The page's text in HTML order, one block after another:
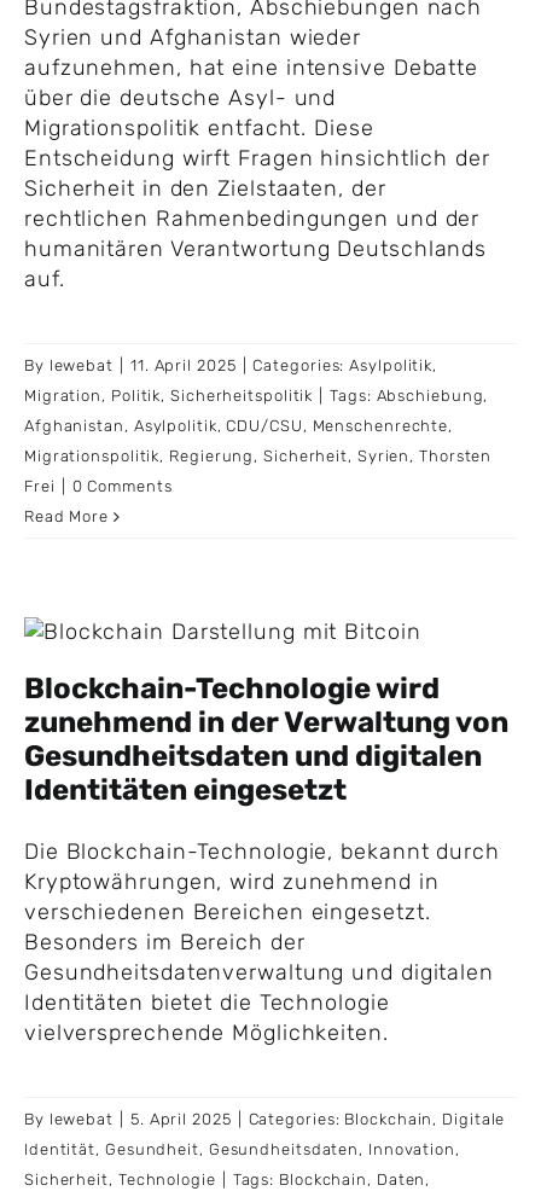
Bundestagsfraktion, Abschiebungen nach
Syrien und Afghanistan wieder
aufzunehmen, hat eine intensive Debatte
über die deutsche Asyl- und
Migrationspolitik entfacht. Diese
Entscheidung wirft Fragen hinsichtlich der
Sicherheit in den Zielstaaten, der
rechtlichen Rahmenbedingungen und der
humanitären Verantwortung Deutschlands
auf.
By lewebat 11. April 2025 Categories:Asylpolitik,
Migration , Politik,Sicherheitspolitik Tags: Abschiebung,
Afghanistan , Asylpolitik,CDU/CSU , Menschenrechte,
Migrationspolitik, Regierung ,Sicherheit, Syrien ,Thorsten
Frei
0 Comments
Read More
Blockchain-Technologie wird
zunehmend in der Verwaltung von
Gesundheitsdaten und digitalen
Identitäten eingesetzt
Die Blockchain-Technologie, bekannt durch
Kryptowährungen, wird zunehmend in
verschiedenen Bereichen eingesetzt.
Besonders im Bereich der
Gesundheitsdatenverwaltung und digitalen
Identitäten bietet die Technologie
vielversprechende Möglichkeiten.
By lewebat 5. April 2025 Categories: Blockchain , Digitale
Identität, Gesundheit, Gesundheitsdaten , Innovation ,
Sicherheit, Technologie Tags: Blockchain , Daten ,